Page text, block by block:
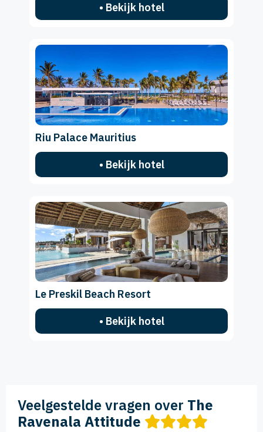
• Bekijk hotel
Riu Palace Mauritius
• Bekijk hotel
Le Preskil Beach Resort
• Bekijk hotel
Veelgestelde vragen over The
Ravenala Attitude